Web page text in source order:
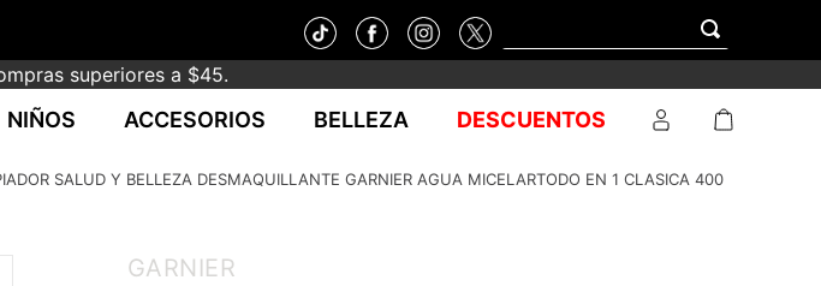
superiores a $45.
NIÑOS ACCESORIOS BELLEZA DESCUENTOS
SALUD Y BELLEZA DESMAQUILLANTE GARNIER AGUA MICELARTODO EN 1 CLASICA 400
GARNIER